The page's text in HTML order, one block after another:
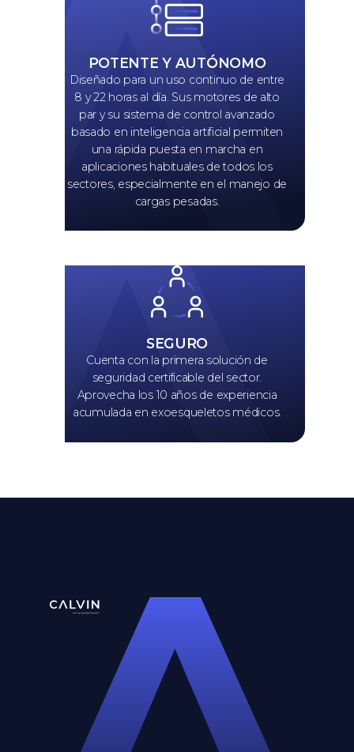
POTENTE Y AUTÓNOMO
Diseñado para un uso continuo de entre
8 y 22 horas al día. Sus motores de alto
par y su sistema de control avanzado
basado en inteligencia artificial permiten
una rápida puesta en marcha en
aplicaciones habituales de todos los
sectores, especialmente en el manejo de
cargas pesadas.
SEGURO
Cuenta con la primera solución de
seguridad certificable del sector.
Aprovecha los 10 años de experiencia
acumulada en exoesqueletos médicos.